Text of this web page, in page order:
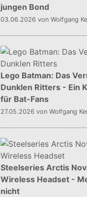
jungen Bond
03.06.2026 von Wolfgang
Lego Batman: Das
Dunklen Ritters - Ein
für Bat-Fans
27.05.2026 von Wolfgang
Steelseries Arctis
Wireless Headset -
nicht